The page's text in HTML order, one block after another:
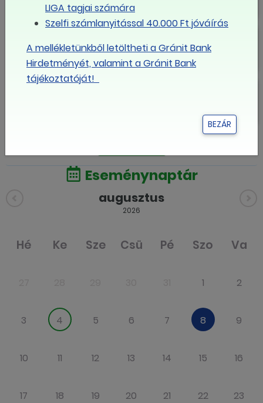
Budapest – Hilton Budapest
Budapest – Radisson Blu Béke
Eseménynaptár
augusztus
2026
Hé Ke Sze Csü Pé Szo Va
1 2
3 4 5 6 7 8 9
10 11 12 13 14 15 16
17 18 19 20 21 22 23
LIGA tagjai számára
Szelfi számlanyitással 40.000 Ft jóváírás
A mellékletünkből letöltheti a Gránit Bank
Hirdetményét, valamint a Gránit Bank
tájékoztatóját!
BEZÁR